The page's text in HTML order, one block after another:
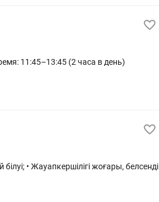
• Жауапкершілігі жоғары, белсенді